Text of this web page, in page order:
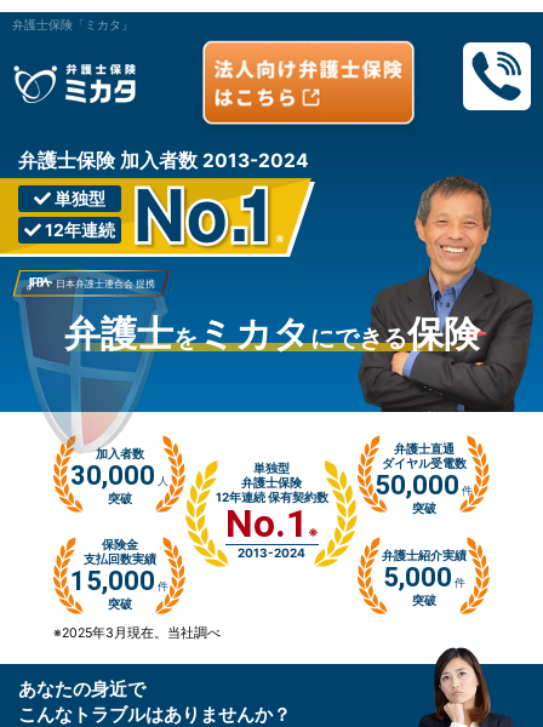
弁護士保険「ミカタ」
弁護士保険 加入者数 2013-2024
単独型
12年連続
※
日本弁護士連合会 提携
弁護士をミカタにできる保険
加入者数
30,000 人
突破
保険金
支払回数実績
15,000 件
突破
単独型
弁護士保険
12年連続 保有契約数
No.1 ※
2013-2024
弁護士直通
ダイヤル受電数
50,000 件
突破
弁護士紹介実績
5,000 件
突破
※2025年3月現在。当社調べ
あなたの身近で
こんなトラブルはありませんか？